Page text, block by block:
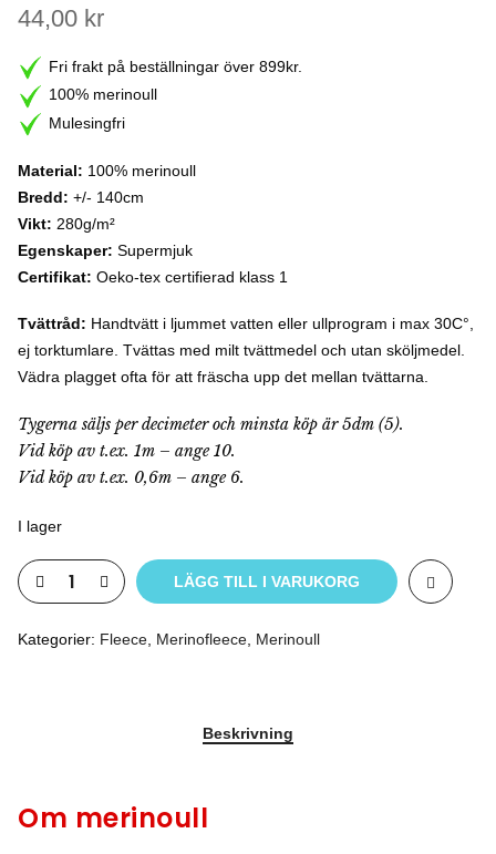
44,00 kr
Fri frakt på beställningar över 899kr.
100% merinoull
Mulesingfri
Material: 100% merinoull
Bredd: +/- 140cm
Vikt: 280g/m²
Egenskaper: Supermjuk
Certifikat: Oeko-tex certifierad klass 1
Tvättråd: Handtvätt i ljummet vatten eller ullprogram i max 30C°,
ej torktumlare. Tvättas med milt tvättmedel och utan sköljmedel.
Vädra plagget ofta för att fräscha upp det mellan tvättarna.
Tygerna säljs per decimeter och minsta köp är 5dm (5).
Vid köp av t.ex. 1m – ange 10.
Vid köp av t.ex. 0,6m – ange 6.
I lager
LÄGG TILL I VARUKORG
Kategorier: Fleece Merinofleece Merinoull
Beskrivning
Om merinoull